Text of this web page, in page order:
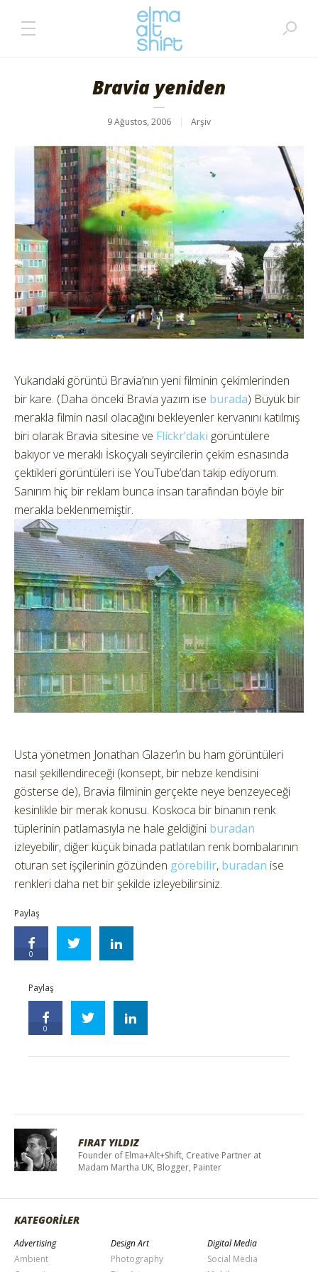
Bravia yeniden
9 Ağustos, 2006 Arşiv
Yukarıdaki görüntü Bravia’nın yeni filminin çekimlerinden
bir kare. (Daha önceki Bravia yazım ise burada) Büyük bir
merakla filmin nasıl olacağını bekleyenler kervanını katılmış
biri olarak Bravia sitesine ve Flickr’daki görüntülere
bakıyor ve meraklı İskoçyalı seyircilerin çekim esnasında
çektikleri görüntüleri ise YouTube’dan takip ediyorum.
Sanırım hiç bir reklam bunca insan tarafından böyle bir
merakla beklenmemiştir.
Usta yönetmen Jonathan Glazer’ın bu ham görüntüleri
nasıl şekillendireceği (konsept, bir nebze kendisini
gösterse de), Bravia filminin gerçekte neye benzeyeceği
kesinlikle bir merak konusu. Koskoca bir binanın renk
tüplerinin patlamasıyla ne hale geldiğini buradan
izleyebilir, diğer küçük binada patlatılan renk bombalarının
oturan set işçilerinin gözünden görebilir, buradan ise
renkleri daha net bir şekilde izleyebilirsiniz.
Paylaş
0
Paylaş
0
FIRAT YILDIZ
Founder of Elma+Alt+Shift, Creative Partner at
Madam Martha UK, Blogger, Painter
KATEGORİLER
Advertising
Ambient
Design Art
Photography
Digital Media
Social Media